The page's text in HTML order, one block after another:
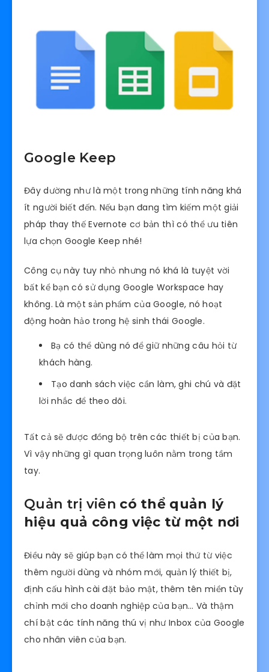
Google Keep
Đây dường như là một trong những tính năng khá
ít người biết đến. Nếu bạn đang tìm kiếm một giải
pháp thay thế Evernote cơ bản thì có thể ưu tiên
lựa chọn Google Keep nhé!
Công cụ này tuy nhỏ nhưng nó khá là tuyệt vời
bất kể bạn có sử dụng Google Workspace hay
không. Là một sản phẩm của Google, nó hoạt
động hoàn hảo trong hệ sinh thái Google.
Bạ có thể dùng nó để giữ những câu hỏi từ
khách hàng.
Tạo danh sách việc cần làm, ghi chú và đặt
lời nhắc để theo dõi.
Tất cả sẽ được đồng bộ trên các thiết bị của bạn.
Vì vậy những gì quan trọng luôn nằm trong tầm
tay.
Quản trị viên có thể quản lý
hiệu quả công việc từ một nơi
Điều này sẽ giúp bạn có thể làm mọi thứ từ việc
thêm người dùng và nhóm mới, quản lý thiết bị,
định cấu hình cài đặt bảo mật, thêm tên miền tùy
chỉnh mới cho doanh nghiệp của bạn… Và thậm
chí bật các tính năng thú vị như Inbox của Google
cho nhân viên của bạn.